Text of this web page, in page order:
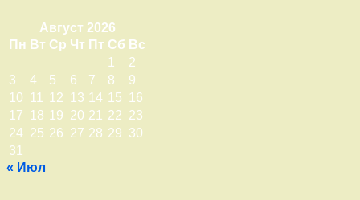
Август 2026
Пн Вт Ср Чт Пт Сб Вс
1
2
3
4 5 6 7 8
9
10
11 12 13 14 15
16
17
18 19 20 21 22 23
24 25 26 27 28 29 30
31
« Июл